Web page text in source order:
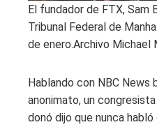
El fundador de FTX, Sam
Tribunal Federal de
de enero.Archivo Michael
Hablando con NBC News
anonimato, un
donó dijo que nunca